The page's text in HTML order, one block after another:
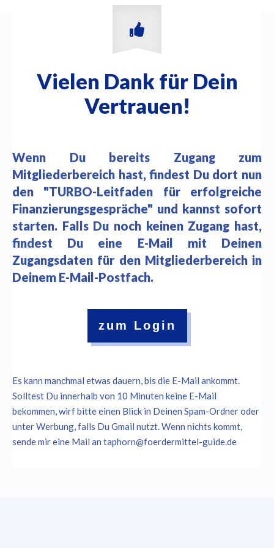
Vielen Dank für Dein
Vertrauen!
Wenn Du bereits Zugang zum
Mitgliederbereich hast, findest Du dort nun
den "TURBO-Leitfaden für erfolgreiche
Finanzierungsgespräche" und kannst sofort
starten. Falls Du noch keinen Zugang hast,
findest Du eine E-Mail mit Deinen
Zugangsdaten für den Mitgliederbereich in
Deinem E-Mail-Postfach.
zum Login
Es kann manchmal etwas dauern, bis die E-Mail ankommt.
Solltest Du innerhalb von 10 Minuten keine E-Mail
bekommen, wirf bitte einen Blick in Deinen Spam-Ordner oder
unter Werbung, falls Du Gmail nutzt. Wenn nichts kommt,
sende mir eine Mail an taphorn@foerdermittel-guide.de